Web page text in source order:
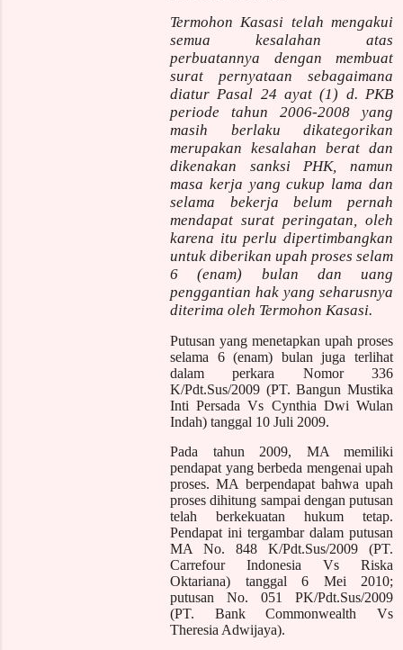
Termohon Kasasi telah mengakui
semua kesalahan atas
perbuatannya dengan membuat
surat pernyataan sebagaimana
diatur Pasal 24 ayat (1) d. PKB
periode tahun 2006-2008 yang
masih berlaku dikategorikan
merupakan kesalahan berat dan
dikenakan sanksi PHK, namun
masa kerja yang cukup lama dan
selama bekerja belum pernah
mendapat surat peringatan, oleh
karena itu perlu dipertimbangkan
untuk diberikan upah proses selam
6 (enam) bulan dan uang
penggantian hak yang seharusnya
diterima oleh Termohon Kasasi.
Putusan yang menetapkan upah proses
selama 6 (enam) bulan juga terlihat
dalam perkara Nomor 336
K/Pdt.Sus/2009 (PT. Bangun Mustika
Inti Persada Vs Cynthia Dwi Wulan
Indah) tanggal 10 Juli 2009.
Pada tahun 2009, MA memiliki
pendapat yang berbeda mengenai upah
proses. MA berpendapat bahwa upah
proses dihitung sampai dengan putusan
telah berkekuatan hukum tetap.
Pendapat ini tergambar dalam putusan
MA No. 848 K/Pdt.Sus/2009 (PT.
Carrefour Indonesia Vs Riska
Oktariana) tanggal 6 Mei 2010;
putusan No. 051 PK/Pdt.Sus/2009
(PT. Bank Commonwealth Vs
Theresia Adwijaya).